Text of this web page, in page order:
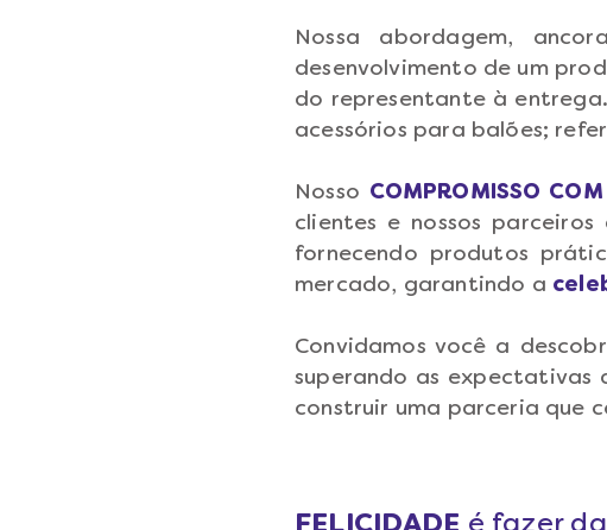
Nossa abordagem,
desenvolvimento de um
do representante à
acessórios para balões;
Nosso COMPROMISSO
clientes e nossos
fornecendo produtos
mercado, garantindo a
Convidamos você a
superando as expectativas
construir uma parceria que